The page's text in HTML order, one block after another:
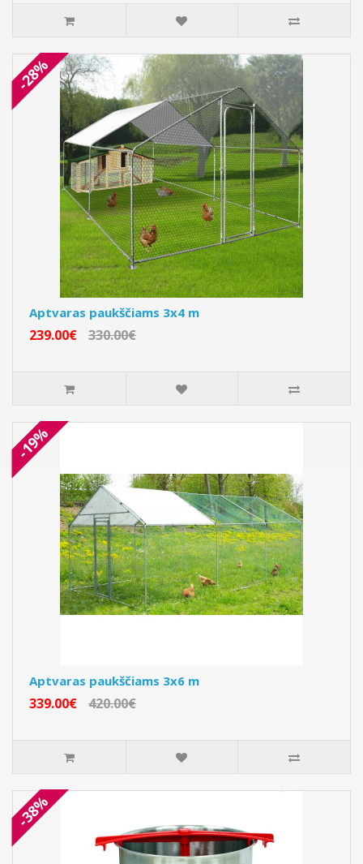
-28%
Aptvaras paukščiams 3x4 m
239.00€ 330.00€
-19%
Aptvaras paukščiams 3x6 m
339.00€ 420.00€
-38%